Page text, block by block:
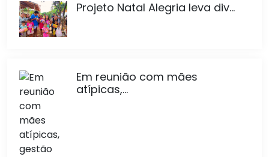
Projeto Natal Alegria leva div...
Em reunião com mães
atípicas,...